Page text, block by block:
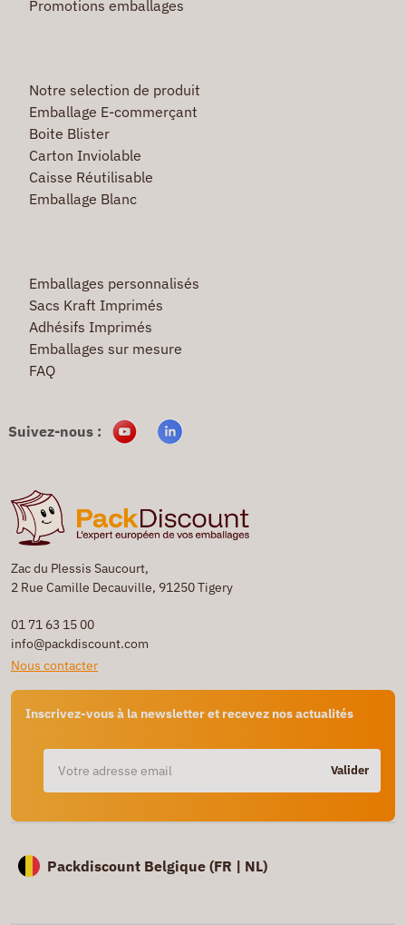
Zac du Plessis Saucourt,
2 Rue Camille Decauville, 91250 Tigery
01 71 63 15 00
info@packdiscount.com
Nous contacter
Inscrivez-vous à la newsletter et recevez nos actualités
Valider
Promotions emballages
Notre selection de produit
Emballage E-commerçant
Boite Blister
Carton Inviolable
Caisse Réutilisable
Emballage Blanc
Emballages personnalisés
Sacs Kraft Imprimés
Adhésifs Imprimés
Emballages sur mesure
FAQ
Suivez-nous :
Packdiscount Belgique (FR | NL)